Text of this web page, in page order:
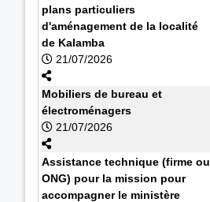
plans particuliers
d'aménagement de la localité
de Kalamba
21/07/2026
Mobiliers de bureau et
électroménagers
21/07/2026
Assistance technique (firme ou
ONG) pour la mission pour
accompagner le ministère